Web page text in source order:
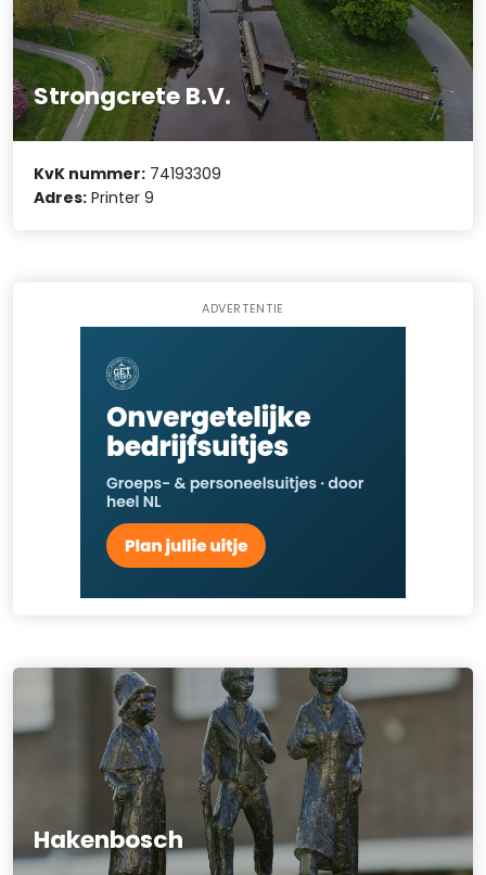
Strongcrete B.V.
KvK nummer: 74193309
Adres: Printer 9
ADVERTENTIE
Hakenbosch